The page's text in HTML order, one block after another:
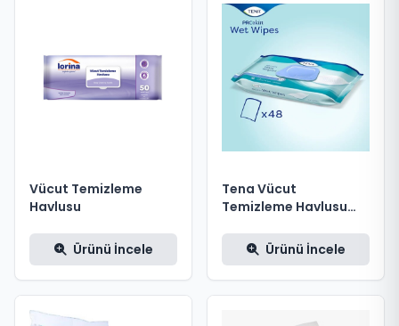
Vücut Temizleme
Havlusu
Ürünü İncele
Tena Vücut
Temizleme Havlusu
Arada Ürünü İncele